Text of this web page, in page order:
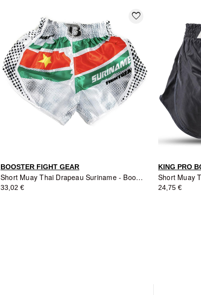
favorite_border
BOOSTER FIGHT GEAR
Short Muay Thai Drapeau Suriname - Booster Fight Gear
33,02 €
KING PRO
24,75 €